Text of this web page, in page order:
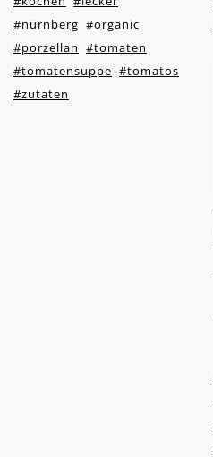
#nürnberg #organic
#porzellan #tomaten
#tomatensuppe #tomatos
#zutaten